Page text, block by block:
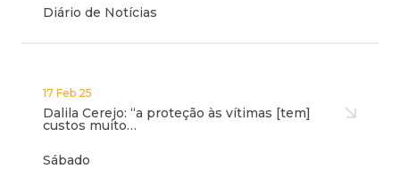
Diário de Notícias
17 Feb 25
Dalila Cerejo: “a proteção às vítimas [tem]
custos muito…
Sábado